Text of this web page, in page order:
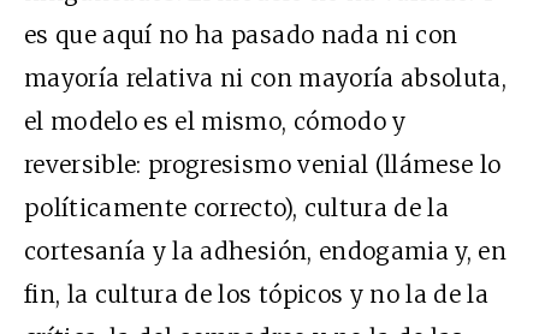
es que aquí no ha pasado nada ni con
mayoría relativa ni con mayoría absoluta,
el modelo es el mismo, cómodo y
reversible: progresismo venial (llámese lo
políticamente correcto), cultura de la
cortesanía y la adhesión, endogamia y, en
fin, la cultura de los tópicos y no la de la